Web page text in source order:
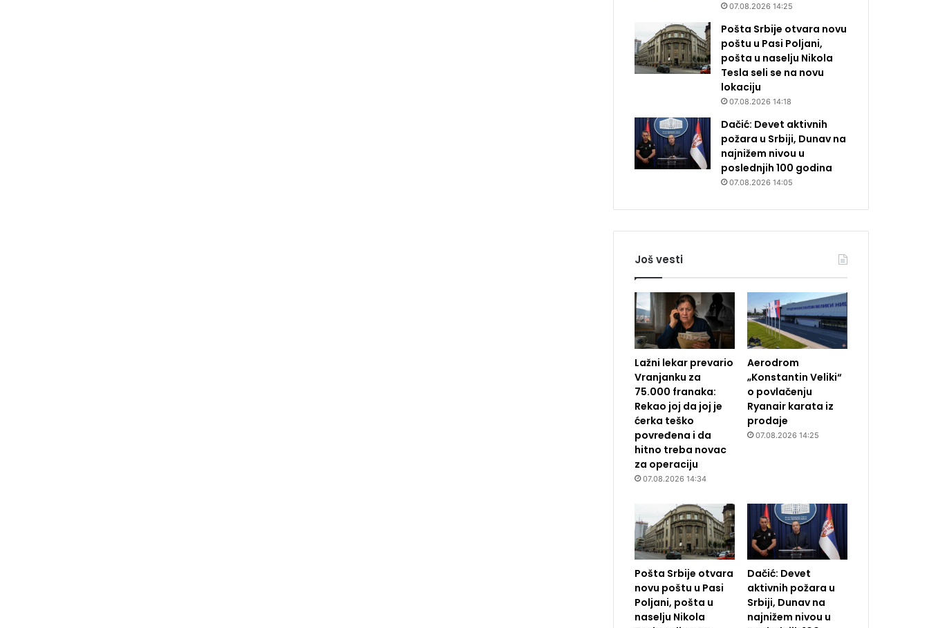
07.08.2026 14:25
Pošta Srbije otvara novu
poštu u Pasi Poljani,
pošta u naselju Nikola
Tesla seli se na novu
lokaciju
07.08.2026 14:18
Dačić: Devet aktivnih
požara u Srbiji, Dunav na
najnižem nivou u
poslednjih 100 godina
07.08.2026 14:05
Još vesti
Lažni lekar prevario
Vranjanku za
75.000 franaka:
Rekao joj da joj je
ćerka teško
povređena i da
hitno treba novac
za operaciju
07.08.2026 14:34
Aerodrom
„Konstantin Veliki“
o povlačenju
Ryanair karata iz
prodaje
07.08.2026 14:25
Pošta Srbije otvara
novu poštu u Pasi
Poljani, pošta u
naselju Nikola
Dačić: Devet
aktivnih požara u
Srbiji, Dunav na
najnižem nivou u